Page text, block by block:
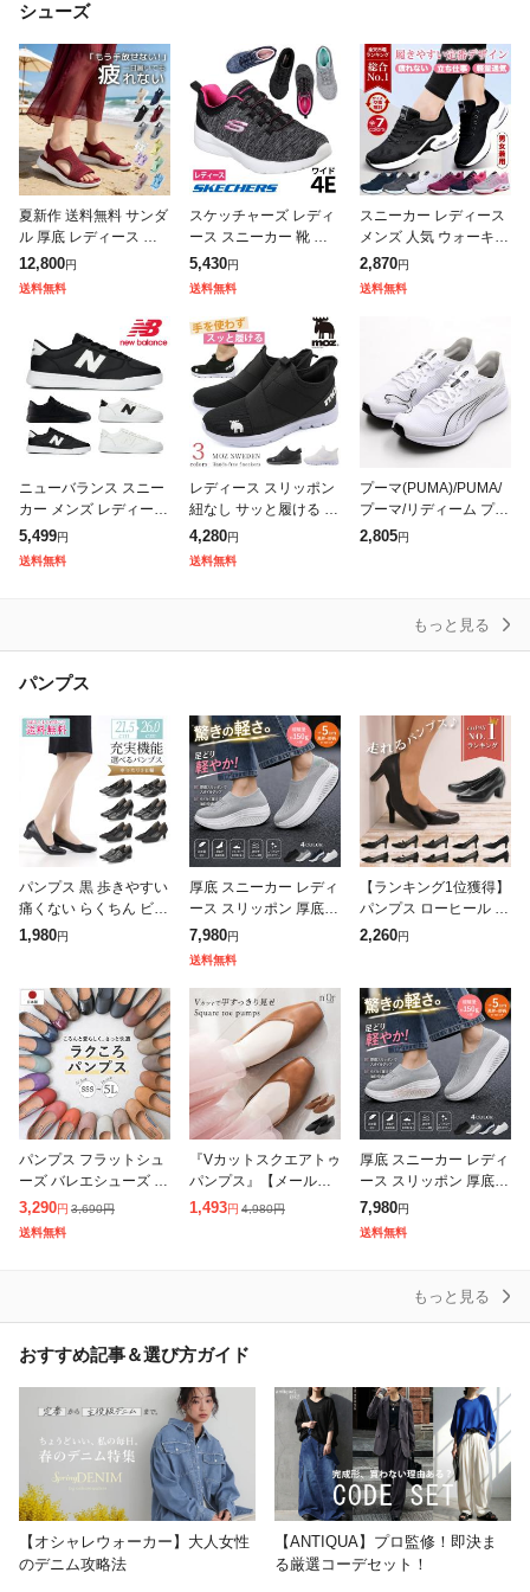
シューズ
夏新作 送料無料 サンダ
ル 厚底 レディース ス
ポーツサンダル メッシ
ュ 通気性 蒸されない
12,800円
送料無料
スケッチャーズ レディ
ース スニーカー 靴 ダ
イナマイト 2.0 イン ア
フラッシュ 12965W ワ
5,430円
送料無料
スニーカー レディース
メンズ 人気 ウォーキン
グシューズ ランニング
シューズ 男女兼用 ジョ
2,870円
送料無料
ニューバランス スニー
カー メンズ レディース
新作 送料無料 M30 CT3
0 new balance
5,499円
送料無料
レディース スリッポン
紐なし サッと履ける ス
ニーカー 疲れにくい 痛
くない 歩きやすい 軽量
4,280円
送料無料
プーマ(PUMA)/PUMA/
プーマ/リディーム プロ
レーサー/ランニング
2,805円
もっと見る
パンプス
パンプス 黒 歩きやすい
痛くない らくちん ビジ
ネス フォーマル ローヒ
1,980円
厚底 スニーカー レディ
ース スリッポン 厚底
ローファー パンプス レ
ディース靴 痛くない シ
7,980円
送料無料
【ランキング1位獲得】
パンプス ローヒール 黒
ブラック 痛くない 柔ら
ビ
2,260円
パンプス フラットシュ
ーズ バレエシューズ 痛
くない ペタンコ ローヒ
ール ぺたんこ ラウンド
3,290円 3,690円
送料無料
『Vカットスクエアトゥ
パンプス』【メール便
不可】【30】[パンプス
1,493円 4,980円
厚底 スニーカー レディ
ース スリッポン 厚底
ローファー パンプス レ
ディース靴 痛くない シ
7,980円
送料無料
もっと見る
おすすめ記事＆選び方ガイド
【オシャレウォーカー】大人女性
のデニム攻略法
【ANTIQUA】プロ監修！即決ま
る厳選コーデセット！